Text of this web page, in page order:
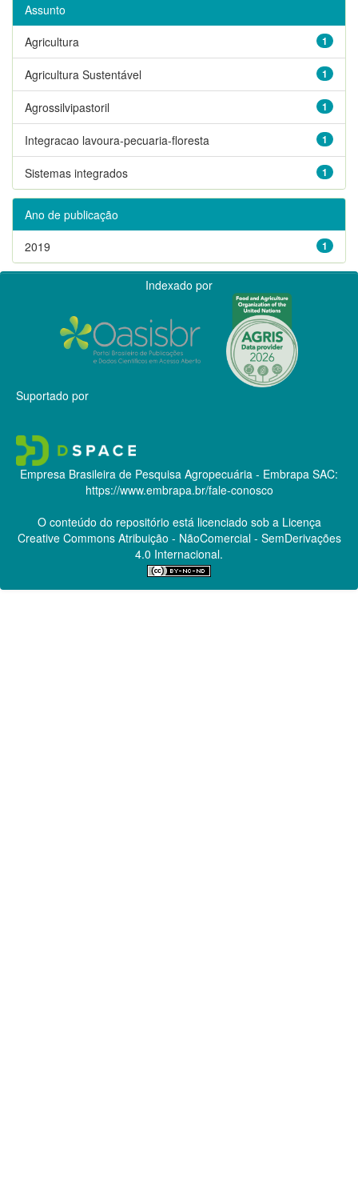
Assunto
1
Agricultura
1
Agricultura Sustentável
1
Agrossilvipastoril
1
Integracao lavoura-pecuaria-floresta
1
Sistemas integrados
Ano de publicação
1
2019
Indexado por
Suportado por
Empresa Brasileira de Pesquisa Agropecuária - Embrapa SAC:
https://www.embrapa.br/fale-conosco
O conteúdo do repositório está licenciado sob a Licença
Creative CommonsAtribuição - NãoComercial - SemDerivações
4.0 Internacional.